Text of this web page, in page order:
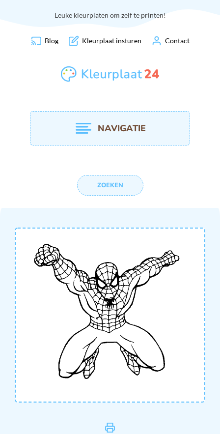
Leuke kleurplaten om zelf te printen!
Blog Kleurplaat insturen Contact
NAVIGATIE
ZOEKEN